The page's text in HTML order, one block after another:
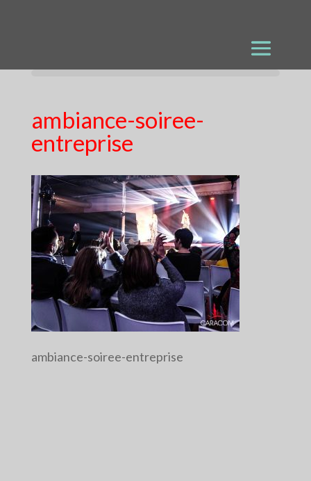
ambiance-soiree-
entreprise
ambiance-soiree-entreprise